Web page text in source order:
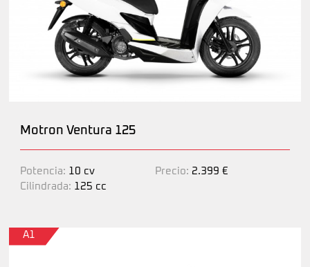
Motron Ventura 125
Potencia: 10 cv
Cilindrada: 125 cc
Precio: 2.399 €
A1